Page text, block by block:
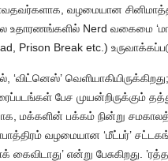
வழமையான
உதாரணங்களில் Nerd வகைமை
Prison Break etc.)
‘விட்னெஸ்’
பேச
மக்களின் பக்கம் நின்று
வழமையான ‘மீட்பர்’
என்று பேசுகிறது.